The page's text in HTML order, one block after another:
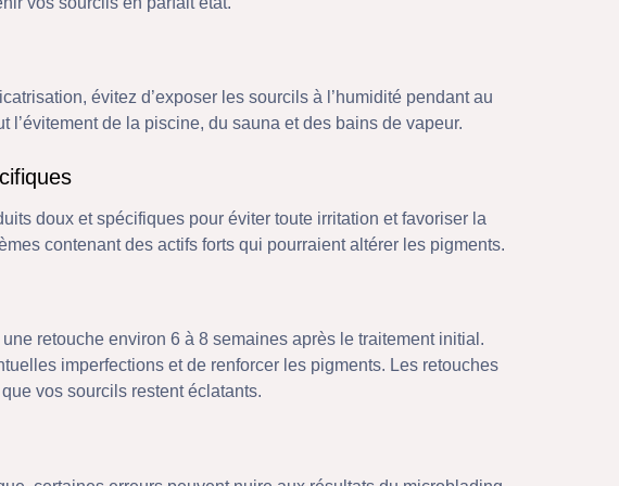
évitez d’exposer les sourcils à l’humidité pendant au
l’évitement de la piscine, du sauna et des bains de vapeur.
doux et spécifiques pour éviter toute irritation et favoriser la
contenant des actifs forts qui pourraient altérer les pigments.
une retouche environ 6 à 8 semaines après le traitement initial.
imperfections et de renforcer les pigments. Les retouches
vos sourcils restent éclatants.